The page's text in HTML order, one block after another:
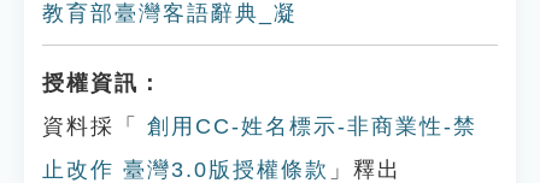
教育部臺灣客語辭典_凝
授權資訊：
資料採「
創用CC-姓名標示-非商業性-禁
止改作 臺灣3.0版授權條款 」釋出